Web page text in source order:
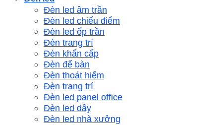
Đèn led âm trần
Đèn led chiếu điểm
Đèn led ốp trần
Đèn trang trí
Đèn khẩn cấp
Đèn để bàn
Đèn thoát hiểm
Đèn trang trí
Đèn led panel office
Đèn led dây
Đèn led nhà xưởng